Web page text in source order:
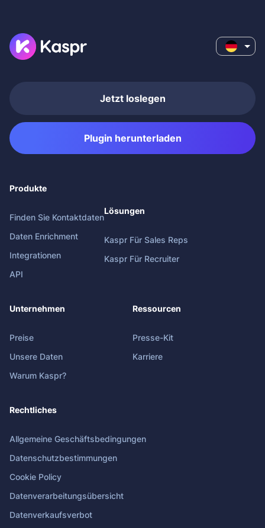
Jetzt loslegen
Plugin herunterladen
Produkte
Finden Sie Kontaktdaten
Daten Enrichment
Integrationen
API
Lösungen
Kaspr Für Sales Reps
Kaspr Für Recruiter
Unternehmen
Preise
Unsere Daten
Warum Kaspr?
Ressourcen
Presse-Kit
Karriere
Rechtliches
Allgemeine Geschäftsbedingungen
Datenschutzbestimmungen
Cookie Policy
Datenverarbeitungsübersicht
Datenverkaufsverbot